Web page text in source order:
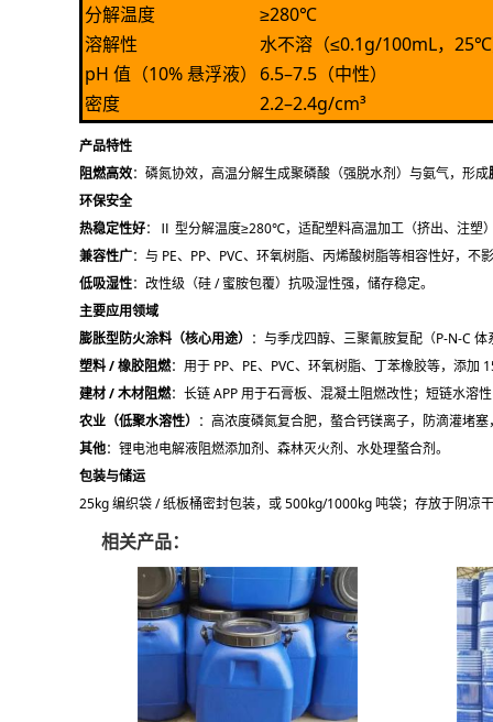
分解温度
≥280℃
溶解性
水不溶（≤0.1g/100mL，
pH 值（10% 悬浮液）
6.5–7.5（中性）
密度
2.2–2.4g/cm³
产品特性
阻燃高效：磷氮协效，高温分解生成聚磷酸（强脱水剂）与氨气，形成
环保安全
热稳定性好：Ⅱ 型分解温度≥280℃，适配塑料高温加工（挤出、注塑
兼容性广：与 PE、PP、PVC、环氧树脂、丙烯酸树脂等相容性好，不
低吸湿性：改性级（硅 / 蜜胺包覆）抗吸湿性强，储存稳定。
主要应用领域
膨胀型防火涂料（核心用途） ：与季戊四醇、三聚氰胺复配（P-N-C
塑料 / 橡胶阻燃：用于 PP、PE、PVC、环氧树脂、丁苯橡胶等，添
建材 / 木材阻燃：长链 APP 用于石膏板、混凝土阻燃改性；短链水溶
农业（低聚水溶性） ：高浓度磷氮复合肥，螯合钙镁离子，防滴灌堵
其他：锂电池电解液阻燃添加剂、森林灭火剂、水处理螯合剂。
包装与储运
25kg 编织袋 / 纸板桶密封包装，或 500kg/1000kg 吨袋；存放于阴凉
相关产品：